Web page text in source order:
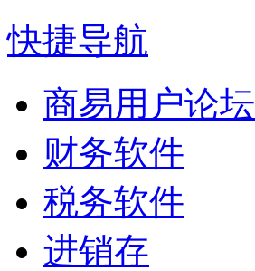
快捷导航
商易用户论坛
财务软件
税务软件
进销存